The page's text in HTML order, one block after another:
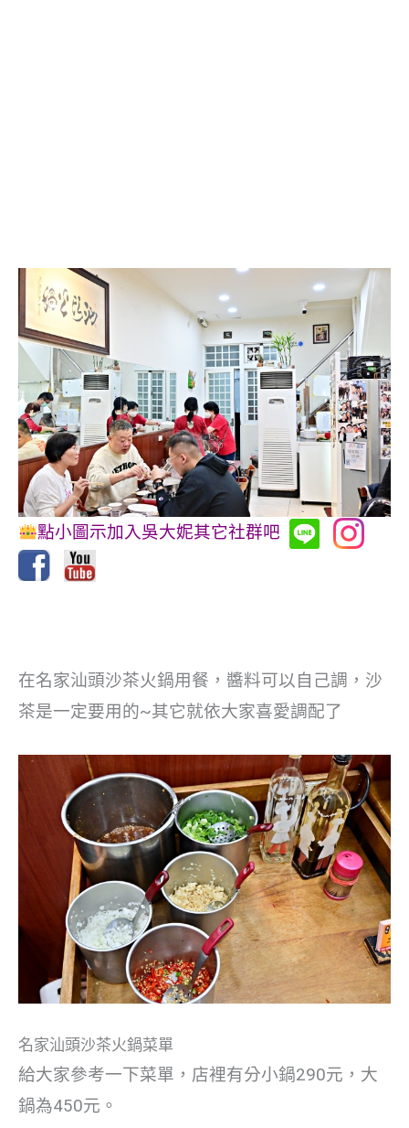
點小圖示加入吳大妮其它社群吧
在名家汕頭沙茶火鍋用餐，醬料可以自己調，沙
茶是一定要用的~其它就依大家喜愛調配了
名家汕頭沙茶火鍋菜單
給大家參考一下菜單，店裡有分小鍋290元，大
鍋為450元。